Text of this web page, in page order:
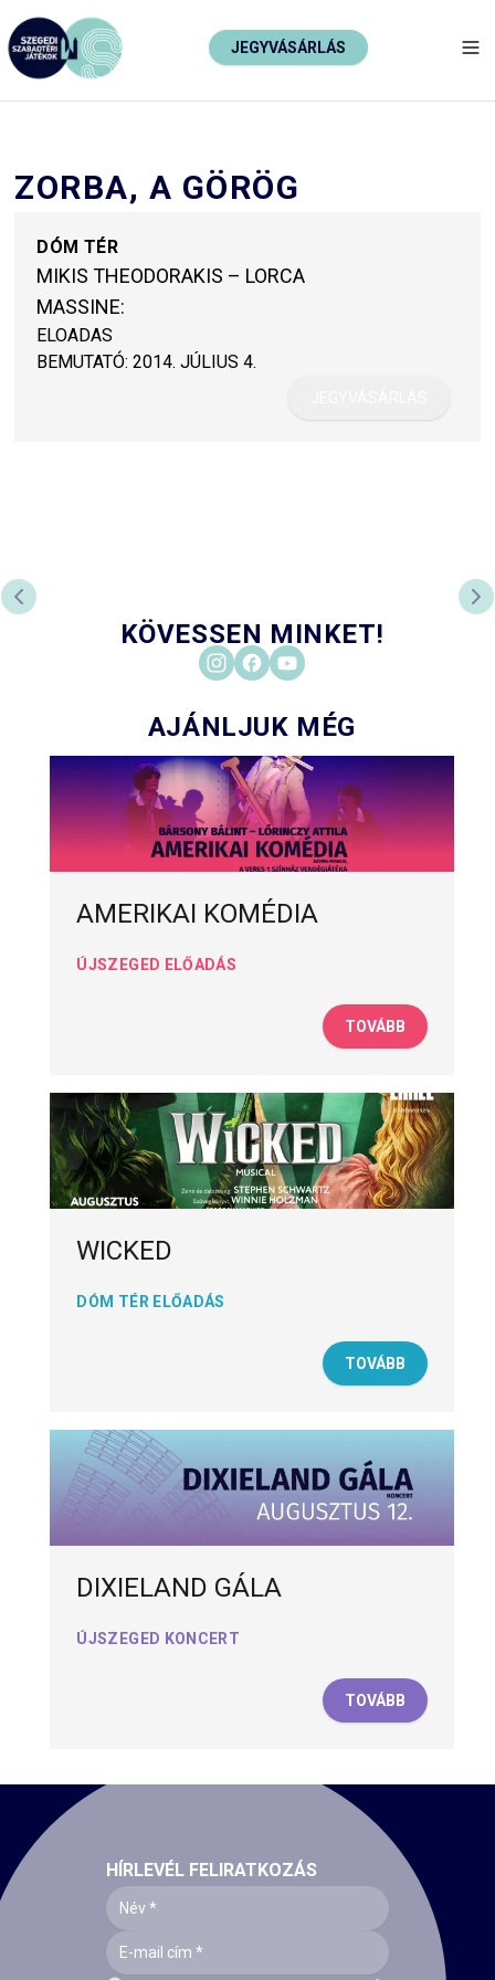
JEGYVÁSÁRLÁS
ZORBA, A GÖRÖG
DÓM TÉR
MIKIS THEODORAKIS – LORCA
MASSINE:
ELOADAS
BEMUTATÓ: 2014. JÚLIUS 4.
ELŐZŐ DIA
KÖVESSEN MINKET!
AJÁNLJUK MÉG
AMERIKAI KOMÉDIA
ÚJSZEGED ELŐADÁS
TOVÁBB
WICKED
DÓM TÉR ELŐADÁS
TOVÁBB
DIXIELAND GÁLA
ÚJSZEGED KONCERT
TOVÁBB
HÍRLEVÉL FELIRATKOZÁS